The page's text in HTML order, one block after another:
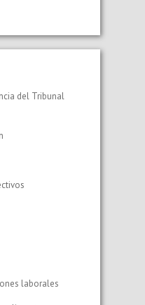
del Tribunal
laborales